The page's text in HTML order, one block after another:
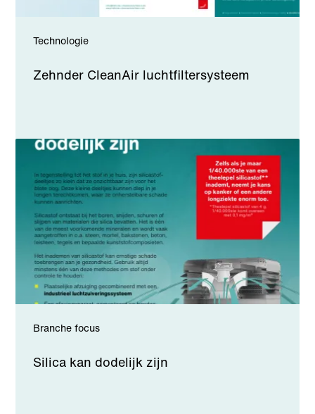
Technologie
Zehnder CleanAir luchtfiltersysteem
Branche focus
Silica kan dodelijk zijn